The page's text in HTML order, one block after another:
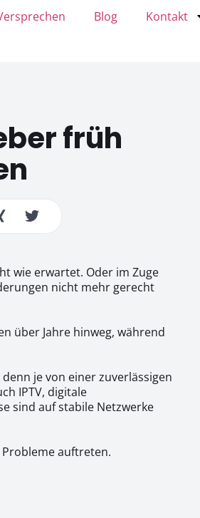
Blog Kontakt
früh
wie erwartet. Oder im Zuge
nicht mehr gerecht
über Jahre hinweg, während
je von einer zuverlässigen
IPTV, digitale
sind auf stabile Netzwerke
auftreten.